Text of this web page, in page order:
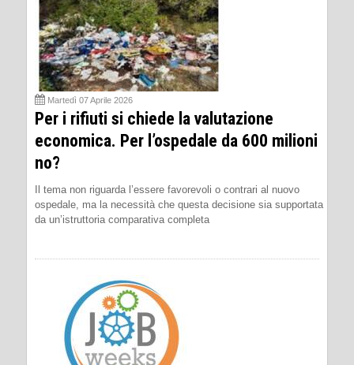
Martedì 07 Aprile 2026
Per i rifiuti si chiede la valutazione
economica. Per l’ospedale da 600 milioni
no?
Il tema non riguarda l’essere favorevoli o contrari al nuovo
ospedale, ma la necessità che questa decisione sia supportata
da un’istruttoria comparativa completa